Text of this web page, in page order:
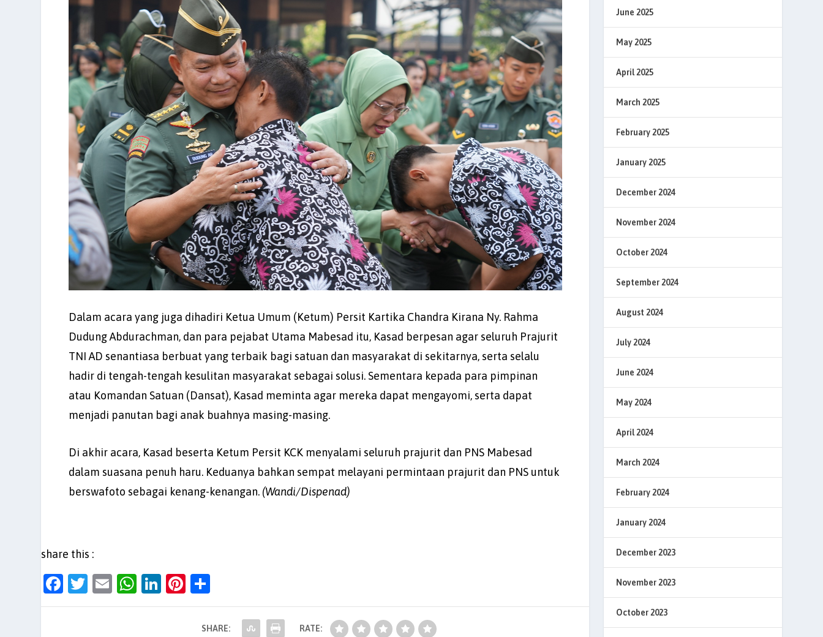
Dalam acara yang juga dihadiri Ketua Umum (Ketum) Persit Kartika Chandra Kirana Ny. Rahma
Dudung Abdurachman, dan para pejabat Utama Mabesad itu, Kasad berpesan agar seluruh Prajurit
TNI AD senantiasa berbuat yang terbaik bagi satuan dan masyarakat di sekitarnya, serta selalu
hadir di tengah-tengah kesulitan masyarakat sebagai solusi. Sementara kepada para pimpinan
atau Komandan Satuan (Dansat), Kasad meminta agar mereka dapat mengayomi, serta dapat
menjadi panutan bagi anak buahnya masing-masing.
Di akhir acara, Kasad beserta Ketum Persit KCK menyalami seluruh prajurit dan PNS Mabesad
dalam suasana penuh haru. Keduanya bahkan sempat melayani permintaan prajurit dan PNS untuk
berswafoto sebagai kenang-kenangan. (Wandi/Dispenad)
share this :
F
a
T
w
E
m
W
h
Li
n
Pi
nt
er
h
ar
SHARE: RATE:
June 2025
May 2025
April 2025
March 2025
February 2025
January 2025
December 2024
November 2024
October 2024
September 2024
August 2024
July 2024
June 2024
May 2024
April 2024
March 2024
February 2024
January 2024
December 2023
November 2023
October 2023